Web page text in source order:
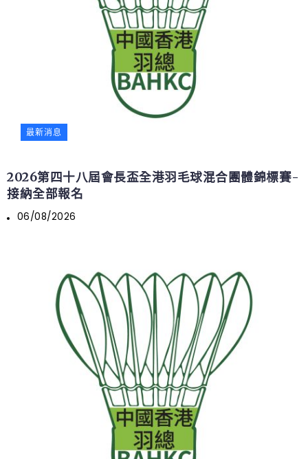
最新消息
2026第四十八屆會長盃全港羽毛球混合團體錦標賽-
接納全部報名
06/08/2026